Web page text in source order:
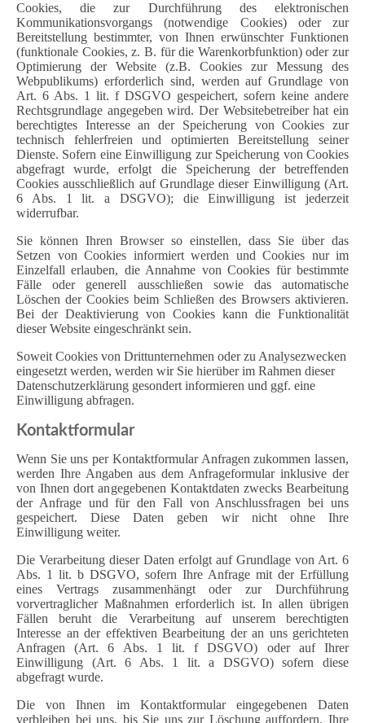
Cookies, die zur Durchführung des elektronischen
Kommunikationsvorgangs (notwendige Cookies) oder zur
Bereitstellung bestimmter, von Ihnen erwünschter Funktionen
(funktionale Cookies, z. B. für die Warenkorbfunktion) oder zur
Optimierung der Website (z.B. Cookies zur Messung des
Webpublikums) erforderlich sind, werden auf Grundlage von
Art. 6 Abs. 1 lit. f DSGVO gespeichert, sofern keine andere
Rechtsgrundlage angegeben wird. Der Websitebetreiber hat ein
berechtigtes Interesse an der Speicherung von Cookies zur
technisch fehlerfreien und optimierten Bereitstellung seiner
Dienste. Sofern eine Einwilligung zur Speicherung von Cookies
abgefragt wurde, erfolgt die Speicherung der betreffenden
Cookies ausschließlich auf Grundlage dieser Einwilligung (Art.
6 Abs. 1 lit. a DSGVO); die Einwilligung ist jederzeit
widerrufbar.
Sie können Ihren Browser so einstellen, dass Sie über das
Setzen von Cookies informiert werden und Cookies nur im
Einzelfall erlauben, die Annahme von Cookies für bestimmte
Fälle oder generell ausschließen sowie das automatische
Löschen der Cookies beim Schließen des Browsers aktivieren.
Bei der Deaktivierung von Cookies kann die Funktionalität
dieser Website eingeschränkt sein.
Soweit Cookies von Drittunternehmen oder zu Analysezwecken
eingesetzt werden, werden wir Sie hierüber im Rahmen dieser
Datenschutzerklärung gesondert informieren und ggf. eine
Einwilligung abfragen.
Kontaktformular
Wenn Sie uns per Kontaktformular Anfragen zukommen lassen,
werden Ihre Angaben aus dem Anfrageformular inklusive der
von Ihnen dort angegebenen Kontaktdaten zwecks Bearbeitung
der Anfrage und für den Fall von Anschlussfragen bei uns
gespeichert. Diese Daten geben wir nicht ohne Ihre
Einwilligung weiter.
Die Verarbeitung dieser Daten erfolgt auf Grundlage von Art. 6
Abs. 1 lit. b DSGVO, sofern Ihre Anfrage mit der Erfüllung
eines Vertrags zusammenhängt oder zur Durchführung
vorvertraglicher Maßnahmen erforderlich ist. In allen übrigen
Fällen beruht die Verarbeitung auf unserem berechtigten
Interesse an der effektiven Bearbeitung der an uns gerichteten
Anfragen (Art. 6 Abs. 1 lit. f DSGVO) oder auf Ihrer
Einwilligung (Art. 6 Abs. 1 lit. a DSGVO) sofern diese
abgefragt wurde.
Die von Ihnen im Kontaktformular eingegebenen Daten
verbleiben bei uns, bis Sie uns zur Löschung auffordern, Ihre